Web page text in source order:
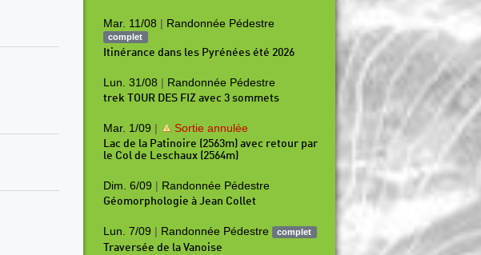
Mar. 11/08 | Randonnée Pédestre
complet
Itinérance dans les Pyrénées été 2026
Lun. 31/08 | Randonnée Pédestre
trek TOUR DES FIZ avec 3 sommets
Mar. 1/09 | Sortie annulée
Lac de la Patinoire (2563m) avec retour par
le Col de Leschaux (2564m)
Dim. 6/09 | Randonnée Pédestre
Géomorphologie à Jean Collet
Lun. 7/09 | Randonnée Pédestre complet
Traversée de la Vanoise